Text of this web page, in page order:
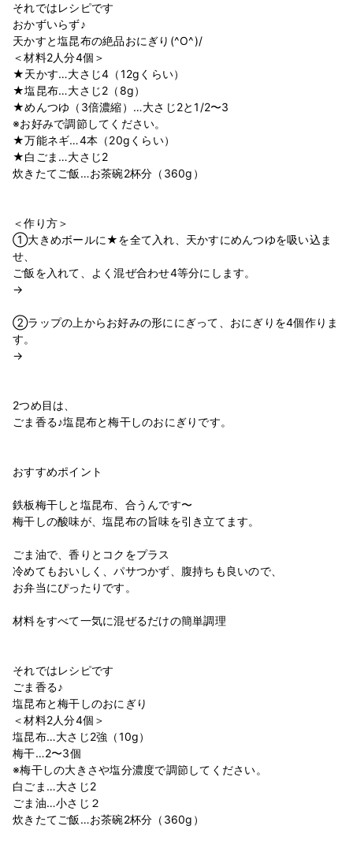
それではレシピです
おかずいらず♪
天かすと塩昆布の絶品おにぎり(^O^)/
＜材料2人分4個＞
★天かす…大さじ4（12gくらい）
★塩昆布…大さじ2（8g）
★めんつゆ（3倍濃縮）…大さじ2と1/2〜3
※お好みで調節してください。
★万能ネギ…4本（20gくらい）
★白ごま…大さじ2
炊きたてご飯…お茶碗2杯分（360g）
＜作り方＞
①大きめボールに★を全て入れ、天かすにめんつゆを吸い込ま
せ、
ご飯を入れて、よく混ぜ合わせ4等分にします。
→
②ラップの上からお好みの形ににぎって、おにぎりを4個作りま
す。
→
2つめ目は、
ごま香る♪塩昆布と梅干しのおにぎりです。
おすすめポイント
鉄板梅干しと塩昆布、合うんです〜
梅干しの酸味が、塩昆布の旨味を引き立てます。
ごま油で、香りとコクをプラス
冷めてもおいしく、パサつかず、腹持ちも良いので、
お弁当にぴったりです。
材料をすべて一気に混ぜるだけの簡単調理
それではレシピです
ごま香る♪
塩昆布と梅干しのおにぎり
＜材料2人分4個＞
塩昆布…大さじ2強（10g）
梅干…2〜3個
※梅干しの大きさや塩分濃度で調節してください。
白ごま…大さじ2
ごま油…小さじ２
炊きたてご飯…お茶碗2杯分（360g）